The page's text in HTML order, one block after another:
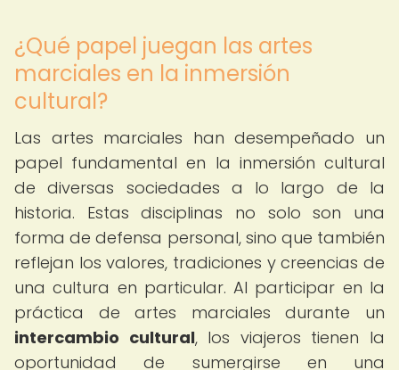
¿Qué papel juegan las artes
marciales en la inmersión
cultural?
Las artes marciales han desempeñado un
papel fundamental en la inmersión cultural
de diversas sociedades a lo largo de la
historia. Estas disciplinas no solo son una
forma de defensa personal, sino que también
reflejan los valores, tradiciones y creencias de
una cultura en particular. Al participar en la
práctica de artes marciales durante un
intercambio cultural, los viajeros tienen la
oportunidad de sumergirse en una